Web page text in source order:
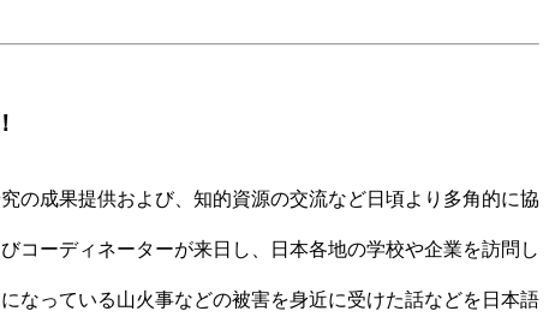
の成果提供および、知的資源の交流など日頃より多角的に協
コーディネーターが来日し、日本各地の学校や企業を訪問し
なっている山火事などの被害を身近に受けた話などを日本語